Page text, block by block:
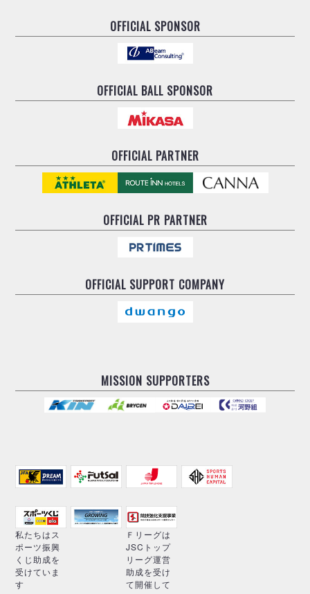
OFFICIAL SPONSOR
OFFICIAL BALL SPONSOR
OFFICIAL PARTNER
OFFICIALPR PARTNER
OFFICIAL SUPPORT COMPANY
MISSION SUPPORTERS
私たちはス
ポーツ振興
くじ助成を
受けていま
す
Ｆリーグは
JSCトップ
リーグ運営
助成を受け
て開催して